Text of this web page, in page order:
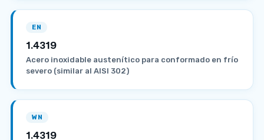
EN
1.4319
Acero inoxidable austenítico para conformado en frío
severo (similar al AISI 302)
WN
1.4319